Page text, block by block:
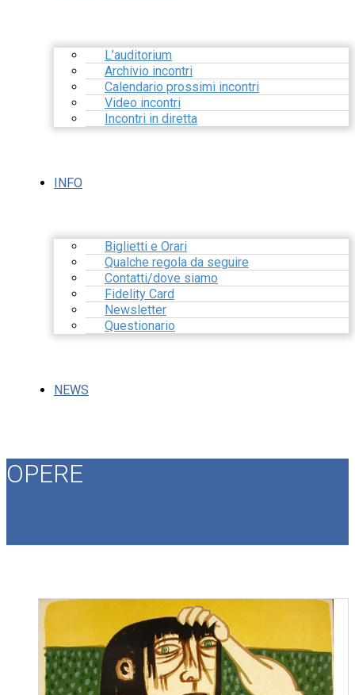
L’auditorium
Archivio incontri
Calendario prossimi incontri
Video incontri
Incontri in diretta
INFO
Biglietti e Orari
Qualche regola da seguire
Contatti/dove siamo
Fidelity Card
Newsletter
Questionario
NEWS
OPERE